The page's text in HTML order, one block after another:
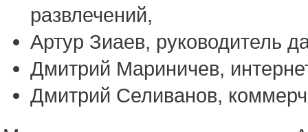
развлечений,
Артур Зиаев, руководитель
Дмитрий Мариничев,
Дмитрий Селиванов,